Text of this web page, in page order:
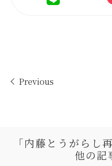
Previous
「内藤とうがらし
他の記